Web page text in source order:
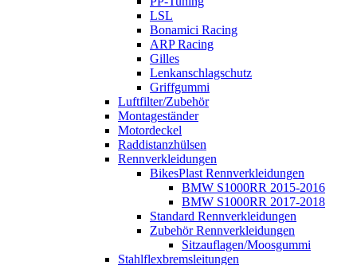
LSL
Bonamici Racing
ARP Racing
Gilles
Lenkanschlagschutz
Griffgummi
Luftfilter/Zubehör
Montageständer
Motordeckel
Raddistanzhülsen
Rennverkleidungen
BikesPlast Rennverkleidungen
BMW S1000RR 2015-2016
BMW S1000RR 2017-2018
Standard Rennverkleidungen
Zubehör Rennverkleidungen
Sitzauflagen/Moosgummi
Stahlflexbremsleitungen